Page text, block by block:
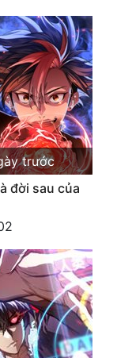
trước
đời sau của